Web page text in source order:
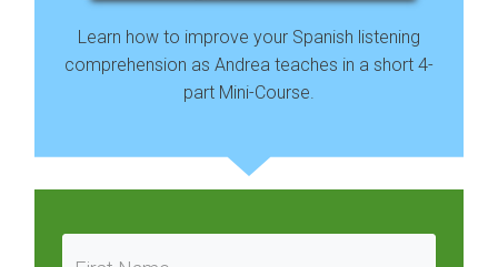
Learn how to improve your Spanish listening
comprehension as Andrea teaches in a short 4-
part Mini-Course.